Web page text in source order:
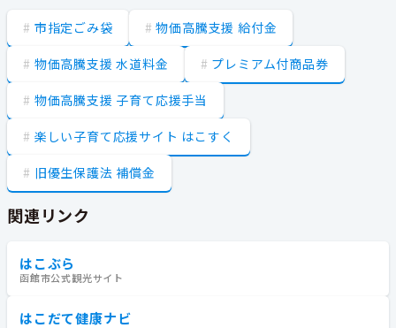
市指定ごみ袋 物価高騰支援 給付金
物価高騰支援 水道料金 プレミアム付商品券
物価高騰支援 子育て応援手当
楽しい子育て応援サイト はこすく
旧優生保護法 補償金
関連リンク
はこぶら
函館市公式観光サイト
はこだて健康ナビ